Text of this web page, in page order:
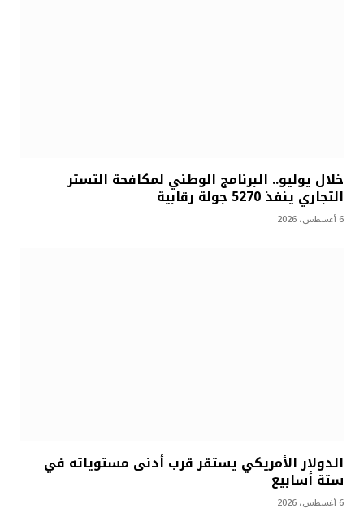
خلال يوليو.. البرنامج الوطني لمكافحة التستر
التجاري ينفذ 5270 جولة رقابية
6 أغسطس، 2026
الدولار الأمريكي يستقر قرب أدنى مستوياته في
ستة أسابيع
6 أغسطس، 2026